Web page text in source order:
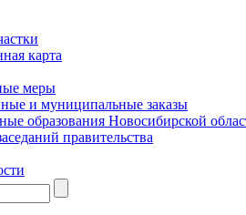
карта
меры
и муниципальные заказы
образования Новосибирской
правительства